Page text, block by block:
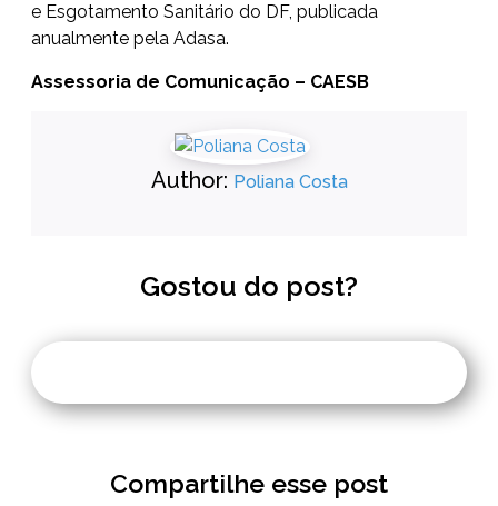
e Esgotamento Sanitário do DF, publicada
anualmente pela Adasa.
Assessoria de Comunicação – CAESB
Author: Poliana Costa
Gostou do post?
Compartilhe esse post